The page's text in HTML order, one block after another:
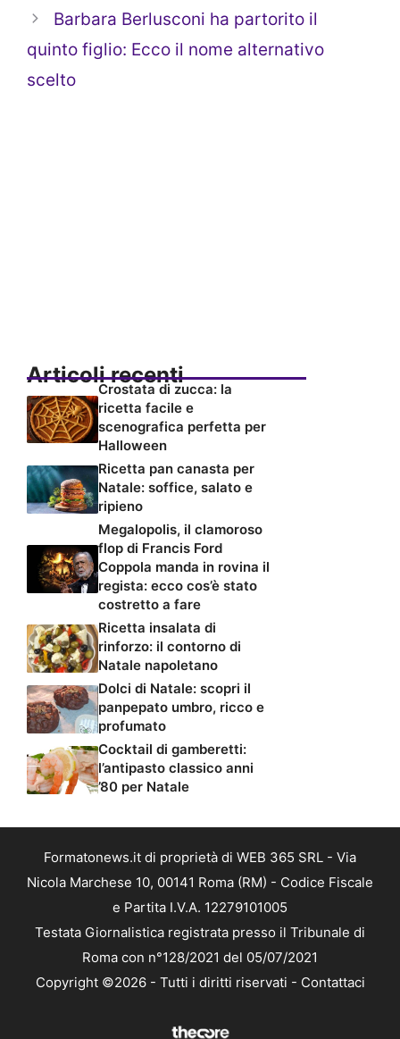
Barbara Berlusconi ha partorito il
quinto figlio: Ecco il nome alternativo
scelto
Articoli recenti
Crostata di zucca: la
ricetta facile e
scenografica perfetta per
Halloween
Ricetta pan canasta per
Natale: soffice, salato e
ripieno
Megalopolis, il clamoroso
flop di Francis Ford
Coppola manda in rovina il
regista: ecco cos’è stato
costretto a fare
Ricetta insalata di
rinforzo: il contorno di
Natale napoletano
Dolci di Natale: scopri il
panpepato umbro, ricco e
profumato
Cocktail di gamberetti:
l’antipasto classico anni
’80 per Natale
Formatonews.it di proprietà di WEB 365 SRL - Via
Nicola Marchese 10, 00141 Roma (RM) - Codice Fiscale
e Partita I.V.A. 12279101005
Testata Giornalistica registrata presso il Tribunale di
Roma con n°128/2021 del 05/07/2021
Copyright ©2026 - Tutti i diritti riservati - Contattaci